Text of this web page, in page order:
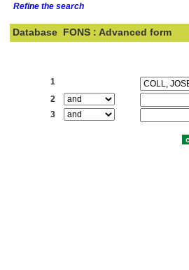
Refine the search
Database FONS : Advanced form
1
2
3